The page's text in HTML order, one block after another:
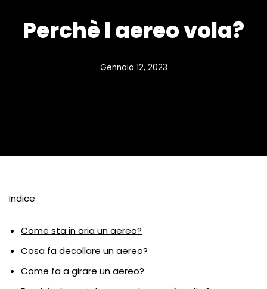
Perchè l aereo vola?
Gennaio 12, 2023
Indice
Come sta in aria un aereo?
Cosa fa decollare un aereo?
Come fa a girare un aereo?